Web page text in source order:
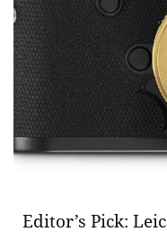
Editor’s Pick: